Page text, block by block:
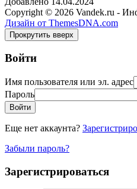
Copyright © 2026 Vandek.ru -
Дизайн от ThemesDNA.com
Прокрутить вверх
Войти
Имя пользователя или эл. адрес
Пароль
Войти
Еще нет аккаунта?
Забыли пароль?
Зарегистрироваться